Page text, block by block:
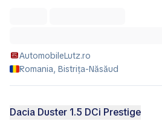
AutomobileLutz.ro
Romania, Bistrița-Năsăud
Dacia Duster 1.5 DCi Prestige